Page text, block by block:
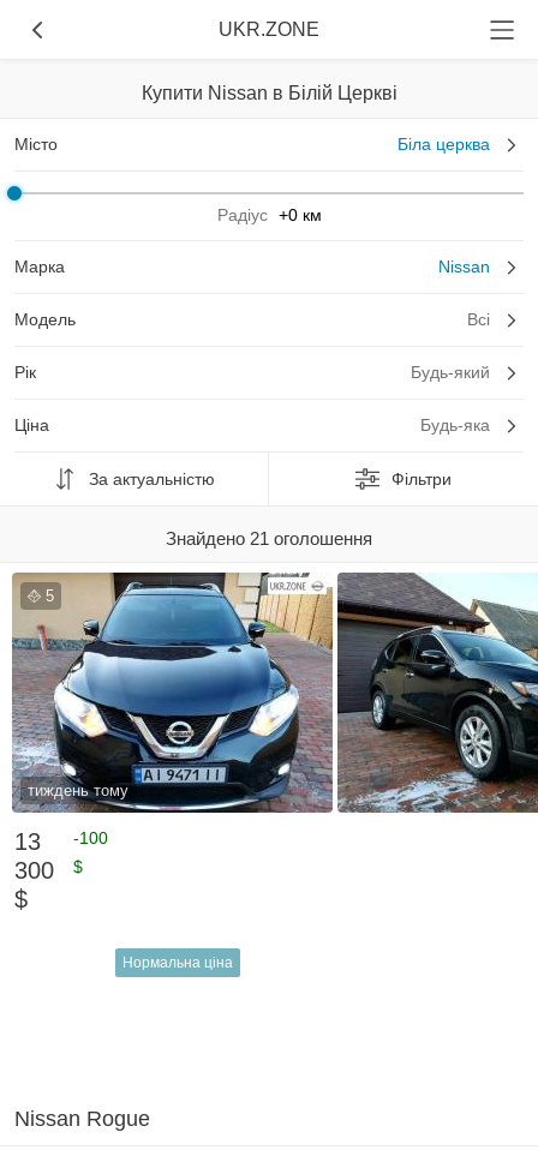
UKR.ZONE
Купити Nissan в Білій Церкві
Місто Біла церква
Радіус +0 км
Марка Nissan
Модель Всі
Рік Будь-який
Ціна Будь-яка
За актуальністю Фільтри
Знайдено 21 оголошення
5
тиждень тому
13
300
$
-100
$
Нормальна ціна
Nissan Rogue